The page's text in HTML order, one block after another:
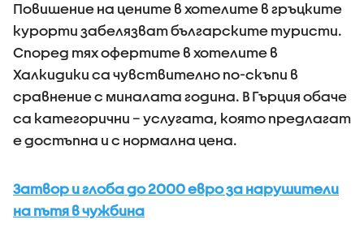
Повишение на цените в хотелите в гръцките
курорти забелязват българските туристи.
Според тях офертите в хотелите в
Халкидики са чувствително по-скъпи в
сравнение с миналата година. В Гърция обаче
са категорични – услугата, която предлагат
е достъпна и с нормална цена.
Затвор и глоба до 2000 евро за нарушители
на пътя в чужбина